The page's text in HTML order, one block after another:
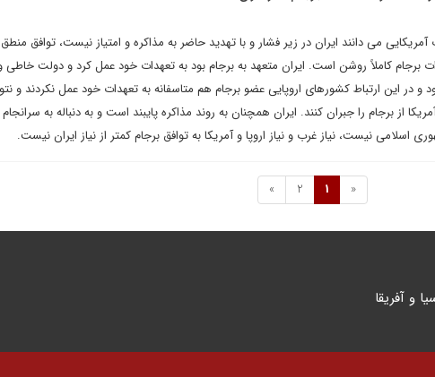
می دانند ایران در زیر فشار و با تهدید حاضر به مذاکره و امتیاز نیست، توافق
برجام کاملاً روشن است. ایران متعهد به برجام بود به تعهدات خود عمل کرد و دولت
و در این ارتباط کشورهای اروپایی عضو برجام هم متاسفانه به تعهدات خود عمل نکردند و
از برجام را جبران کنند. ایران همچنان به روند مذاکره پایبند است و به دنباله به
اسلامی نیست، نیاز غرب و نیاز اروپا و آمریکا به توافق برجام کمتر از نیاز ایران نیست.
«
1
2
»
و آفریقا